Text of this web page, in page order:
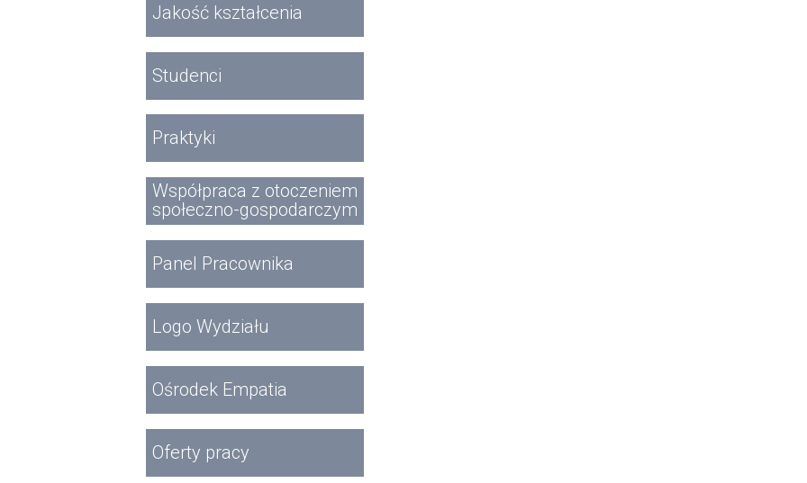
Jakość kształcenia
Studenci
Praktyki
Współpraca z otoczeniem
społeczno-gospodarczym
Panel Pracownika
Logo Wydziału
Ośrodek Empatia
Oferty pracy